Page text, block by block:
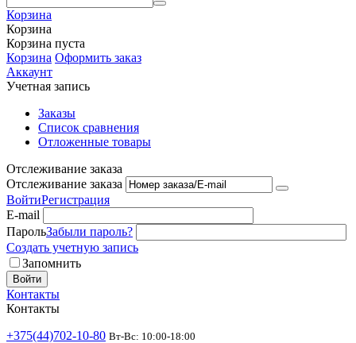
Корзина
Корзина
Корзина пуста
Корзина Оформить заказ
Аккаунт
Учетная запись
Заказы
Список сравнения
Отложенные товары
Отслеживание заказа
Отслеживание заказа
ВойтиРегистрация
E-mail
ПарольЗабыли пароль?
Создать учетную запись
Запомнить
Войти
Контакты
Контакты
+375(44)702-10-80 Вт-Вс: 10:00-18:00